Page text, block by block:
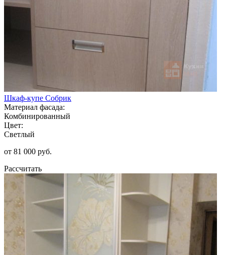
Шкаф-купе Собрик
Материал фасада:
Комбинированный
Цвет:
Светлый
от 81 000 руб.
Рассчитать